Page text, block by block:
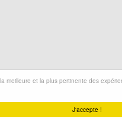
J'accepte !
meilleure et la plus pertinente des